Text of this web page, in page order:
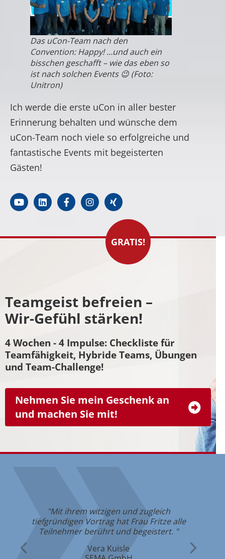
Das uCon-Team nach den
Convention: Happy! …und auch ein
bisschen geschafft – wie das eben so
ist nach solchen Events 😉 (Foto:
Unitron)
Ich werde die erste uCon in aller bester
Erinnerung behalten und wünsche dem
uCon-Team noch viele so erfolgreiche und
fantastische Events mit begeisterten
Gästen!
Teamgeist befreien –
Wir-Gefühl stärken!
4 Wochen - 4 Impulse: Checkliste für
Teamfähigkeit, Hybride Teams, Übungen
und Team-Challenge!
Nehmen Sie mein Geschenk an
und machen Sie mit!
GRATIS!
"Mit ihrem witzigen und zugleich
tiefgründigen Vortrag hat Frau Fritze alle
Teilnehmer berührt und begeistert. "
Vera Kuisle